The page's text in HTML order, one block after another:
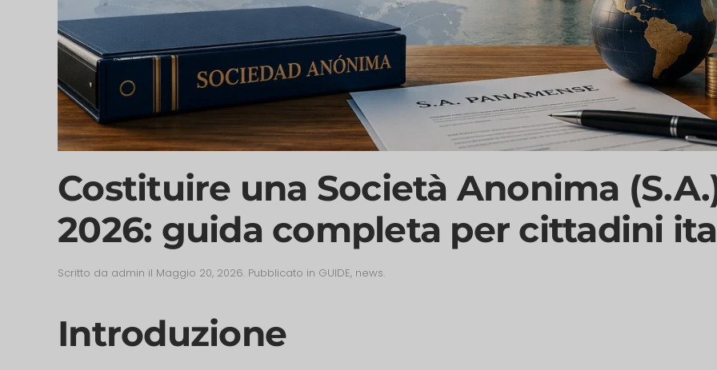
Costituire una Società Anonima
2026: guida completa per cittadini
Scritto da admin il Maggio 20, 2026. Pubblicato in GUIDE, news.
Introduzione